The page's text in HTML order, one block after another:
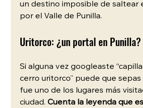
un destino imposible de saltear
por el Valle de Punilla.
Uritorco: ¿un portal en Punilla?
Si alguna vez googleaste
cerro uritorco” puede que
fue uno de los lugares más
ciudad. Cuenta la leyenda que